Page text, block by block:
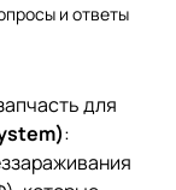
и ответы
для
: